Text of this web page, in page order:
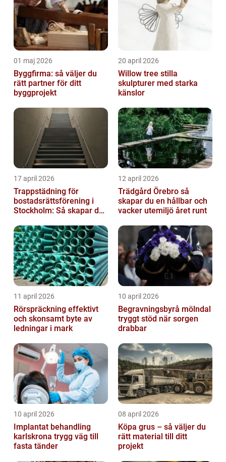
01 maj 2026
Byggfirma: så väljer du
rätt partner för ditt
byggprojekt
20 april 2026
Willow tree stilla
skulpturer med starka
känslor
17 april 2026
Trappstädning för
bostadsrättsförening i
Stockholm: Så skapar du
trapphus...
12 april 2026
Trädgård Örebro så
skapar du en hållbar och
vacker utemiljö året runt
11 april 2026
Rörspräckning effektivt
och skonsamt byte av
ledningar i mark
10 april 2026
Begravningsbyrå mölndal
tryggt stöd när sorgen
drabbar
10 april 2026
Implantat behandling
karlskrona trygg väg till
fasta tänder
08 april 2026
Köpa grus – så väljer du
rätt material till ditt
projekt